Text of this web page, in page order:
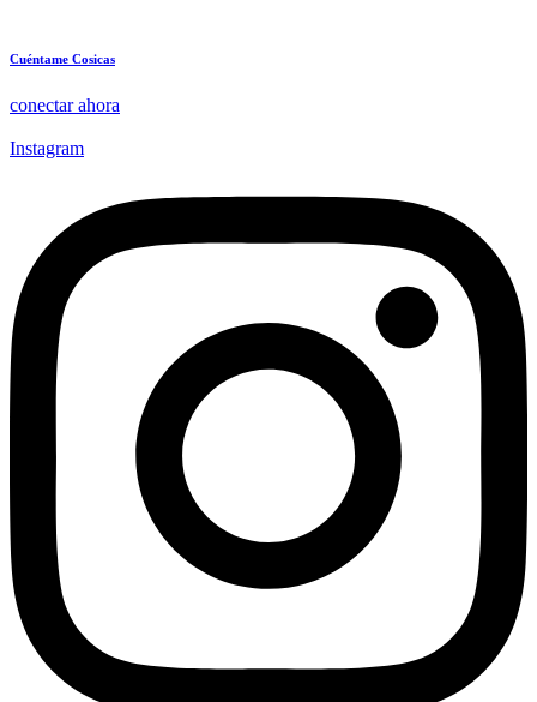
Cuéntame Cosicas
conectar ahora
Instagram